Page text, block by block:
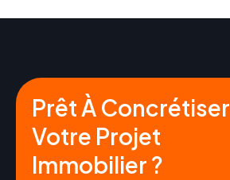
Prêt À Concrétiser
Votre Projet
Immobilier ?